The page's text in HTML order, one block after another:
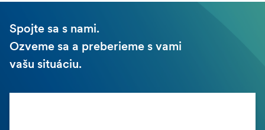
Spojte sa s nami.
Ozveme sa a preberieme s vami
vašu situáciu.